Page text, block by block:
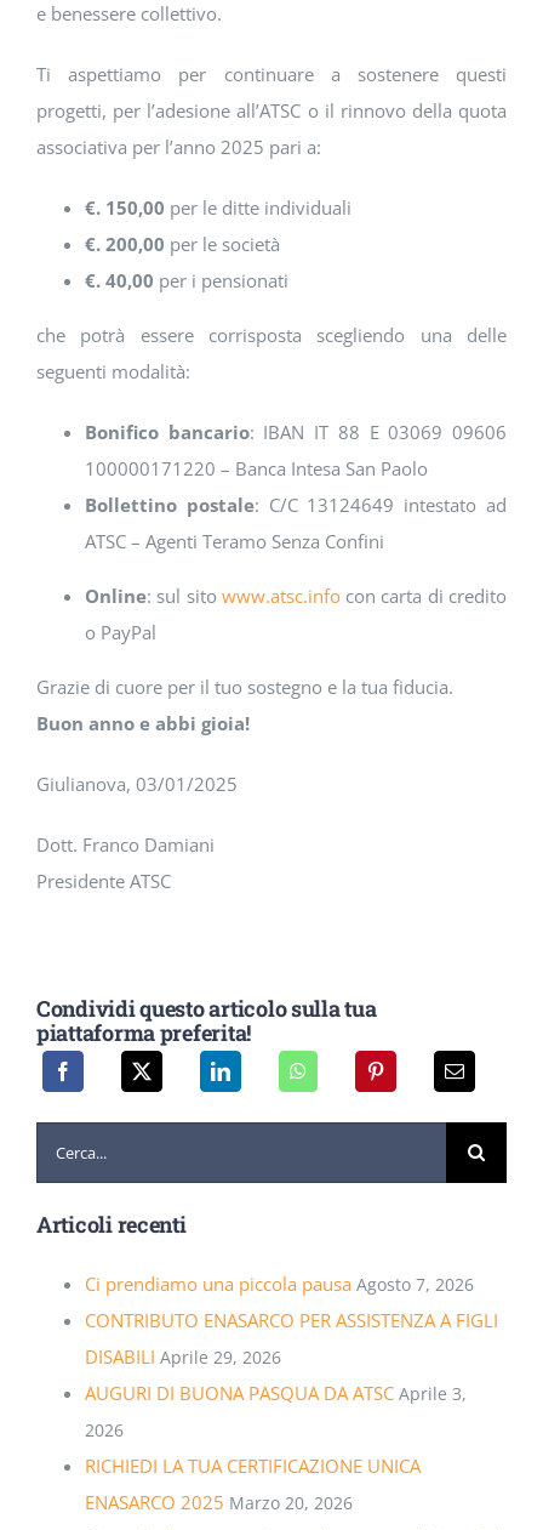
e benessere collettivo.
Ti aspettiamo per continuare a sostenere questi
progetti, per l’adesione all’ATSC o il rinnovo della quota
associativa per l’anno 2025 pari a:
€. 150,00 per le ditte individuali
€. 200,00 per le società
€. 40,00 per i pensionati
che potrà essere corrisposta scegliendo una delle
seguenti modalità:
Bonifico bancario: IBAN IT 88 E 03069 09606
100000171220 – Banca Intesa San Paolo
Bollettino postale: C/C 13124649 intestato ad
ATSC – Agenti Teramo Senza Confini
Online: sul sito www.atsc.infocon carta di credito
o PayPal
Grazie di cuore per il tuo sostegno e la tua fiducia.
Buon anno e abbi gioia!
Giulianova, 03/01/2025
Dott. Franco Damiani
Presidente ATSC
Condividi questo articolo sulla tua
piattaforma preferita!
per:
Articoli recenti
Ci prendiamo una piccola pausa Agosto 7, 2026
CONTRIBUTO ENASARCO PER ASSISTENZA A FIGLI
DISABILI Aprile 29, 2026
AUGURI DI BUONA PASQUA DA ATSC Aprile 3,
2026
RICHIEDI LA TUA CERTIFICAZIONE UNICA
ENASARCO 2025 Marzo 20, 2026